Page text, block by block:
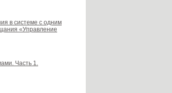
в системе с одним
«Управление
Часть 1.